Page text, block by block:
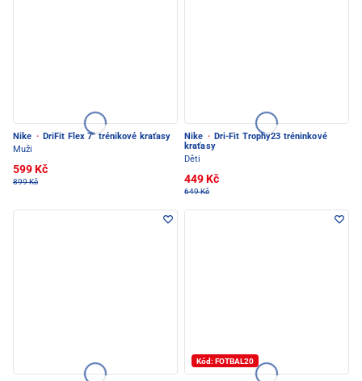
Nike · DriFit Flex 7'' trénikové kraťasy
Muži
599 Kč
899 Kč
Nike · Dri-Fit Trophy23 tréninkové
kraťasy
Děti
449 Kč
649 Kč
Kód: FOTBAL20